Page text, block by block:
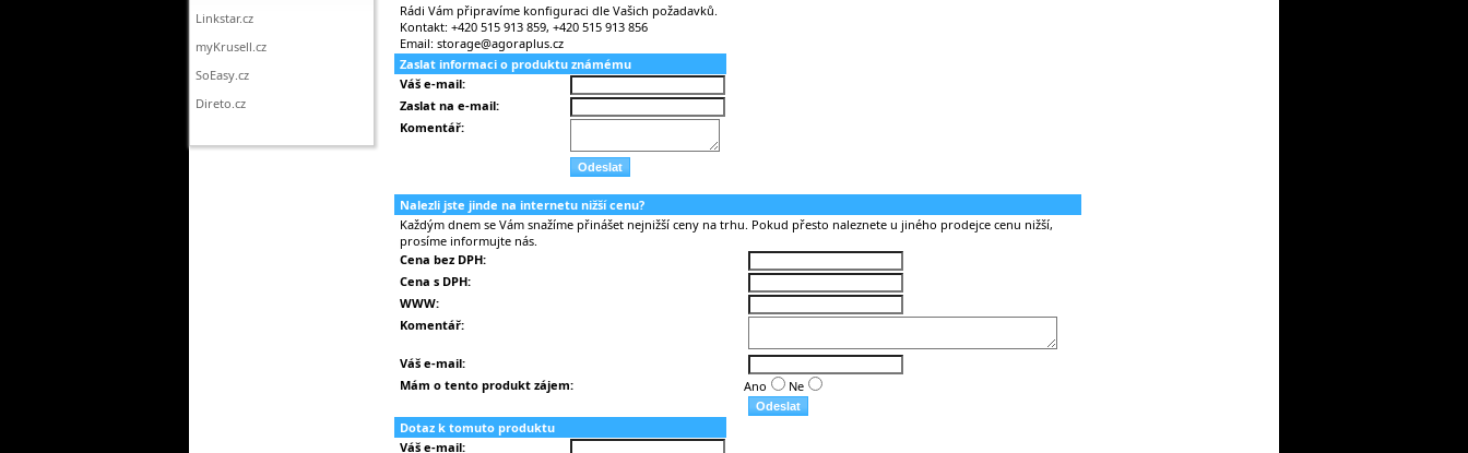
Linkstar.cz
myKrusell.cz
SoEasy.cz
Direto.cz
Rádi Vám připravíme konfiguraci dle Vašich požadavků.
Kontakt: +420 515 913 859, +420 515 913 856
Email: storage@agoraplus.cz
Zaslat informaci o produktu známému
Váš e-mail:
Zaslat na e-mail:
Komentář:
Nalezli jste jinde na internetu nižší cenu?
Každým dnem se Vám snažíme přinášet nejnižší ceny na trhu. Pokud přesto naleznete u jiného prodejce cenu nižší,
prosíme informujte nás.
Cena bez DPH:
Cena s DPH:
WWW:
Komentář:
Váš e-mail:
Mám o tento produkt zájem:
Ano Ne
Dotaz k tomuto produktu
Váš e-mail: